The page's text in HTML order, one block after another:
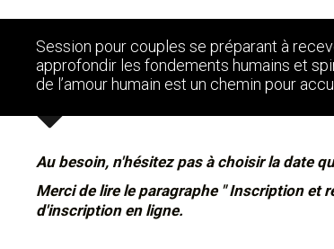
Session pour couples se préparant à
approfondir les fondements humains et
de l’amour humain est un chemin pour
Au besoin, n'hésitez pas à choisir la date
Merci de lire le paragraphe " Inscription et
d'inscription en ligne.